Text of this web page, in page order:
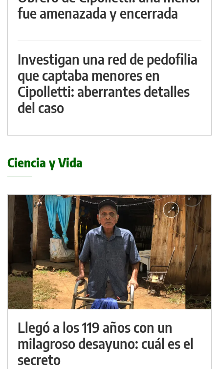
fue amenazada y encerrada
Investigan una red de pedofilia
que captaba menores en
Cipolletti: aberrantes detalles
del caso
Ciencia y Vida
Llegó a los 119 años con un
milagroso desayuno: cuál es el
secreto